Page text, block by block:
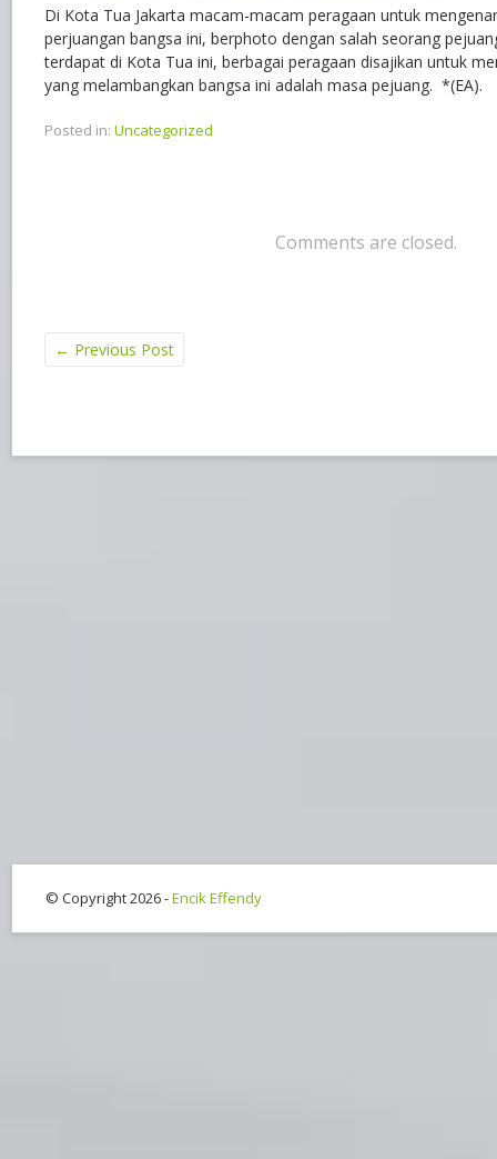
Di Kota Tua Jakarta macam-macam peragaan untuk
perjuangan bangsa ini, berphoto dengan salah seorang
terdapat di Kota Tua ini, berbagai peragaan disajikan untuk
yang melambangkan bangsa ini adalah masa pejuang. *(EA).
Posted in: Uncategorized
Comments are closed.
← Previous Post
© Copyright 2026 -Encik Effendy